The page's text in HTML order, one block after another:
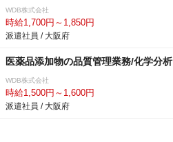
WDB株式会社
時給1,700円～1,850円
派遣社員 / 大阪府
医薬品添加物の品質管理業務/化学分析
WDB株式会社
時給1,500円～1,600円
派遣社員 / 大阪府